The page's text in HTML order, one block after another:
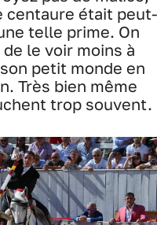
centaure était peut-
telle prime. On
le voir moins à
petit monde en
Très bien même
trop souvent.